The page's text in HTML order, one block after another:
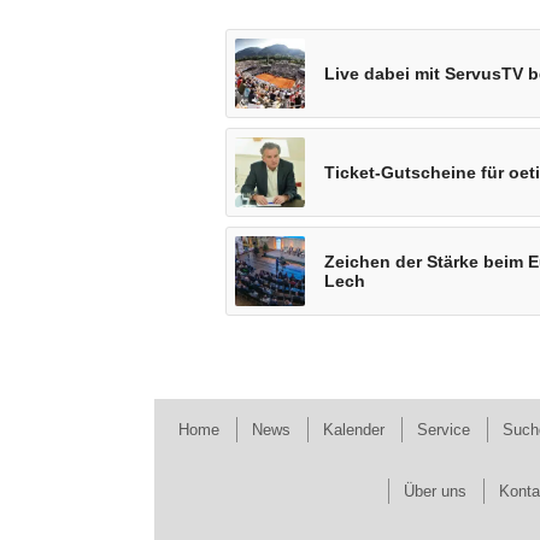
Live dabei mit ServusTV
Ticket-Gutscheine für
Zeichen der Stärke beim
Lech
Home News Kalender Service
Über uns